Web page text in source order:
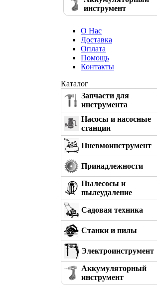
инструмент
О Нас
Доставка
Оплата
Помощь
Контакты
Каталог
Запчасти для
инструмента
Насосы и насосные
станции
Пневмоинструмент
Принадлежности
Пылесосы и
пылеудаление
Садовая техника
Станки и пилы
Электроинструмент
Аккумуляторный
инструмент